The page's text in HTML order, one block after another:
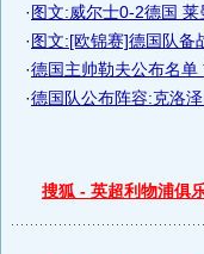
·图文:威尔士0-2德国 莱
·图文:[欧锦赛]德国队备
·德国主帅勒夫公布名单
·德国队公布阵容:克洛
搜狐 - 英超利物浦俱